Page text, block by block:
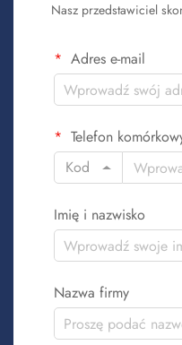
Nasz przedstawiciel
Adres e-mail
Telefon
Kod
Imię i nazwisko
Nazwa firmy